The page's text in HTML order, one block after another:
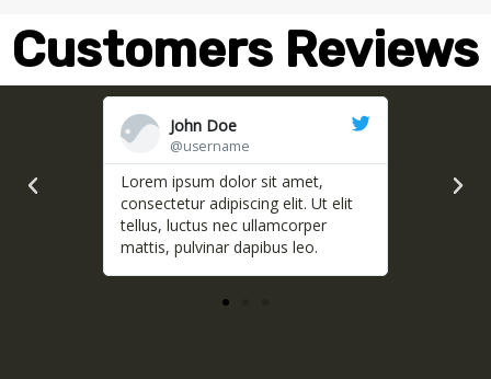
Customers Reviews
John Doe
@username
Lorem ipsum dolor sit amet,
consectetur adipiscing elit. Ut elit
tellus, luctus nec ullamcorper
mattis, pulvinar dapibus leo.
Lorem